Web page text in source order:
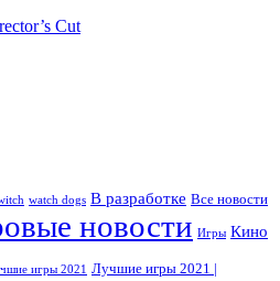
Cut
watch dogs В разработке Все новости
новости Игры Кино
игры 2021
Лучшие игры 2021 |